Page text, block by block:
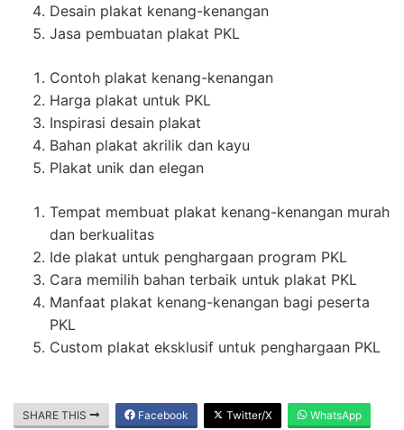
Desain plakat kenang-kenangan
Jasa pembuatan plakat PKL
Contoh plakat kenang-kenangan
Harga plakat untuk PKL
Inspirasi desain plakat
Bahan plakat akrilik dan kayu
Plakat unik dan elegan
Tempat membuat plakat kenang-kenangan murah
dan berkualitas
Ide plakat untuk penghargaan program PKL
Cara memilih bahan terbaik untuk plakat PKL
Manfaat plakat kenang-kenangan bagi peserta
PKL
Custom plakat eksklusif untuk penghargaan PKL
SHARE THIS Facebook Twitter/X WhatsApp